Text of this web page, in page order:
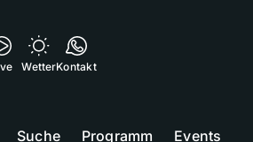
WetterKontakt
Suche Programm Events